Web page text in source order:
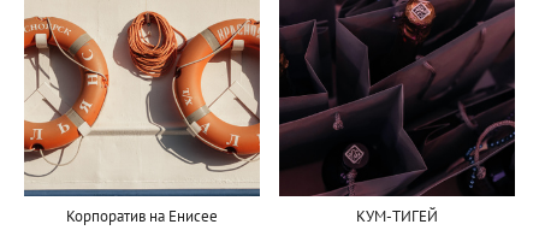
Корпоратив на Енисее КУМ-ТИГЕЙ